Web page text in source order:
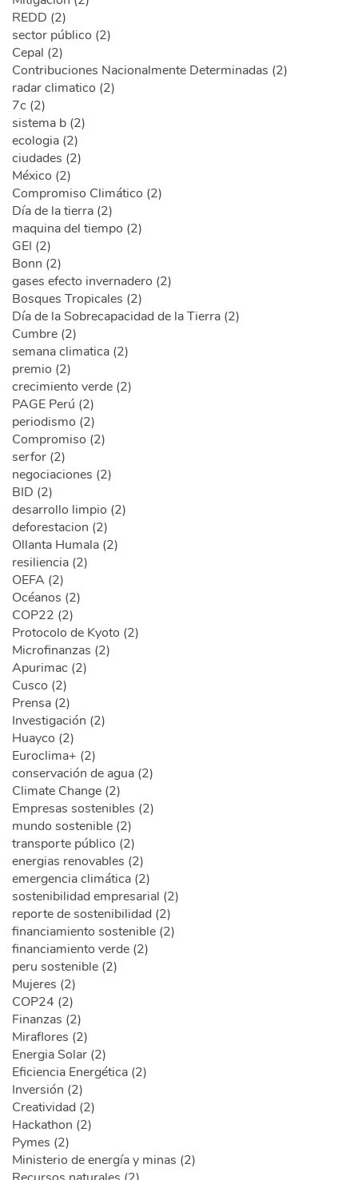
REDD (2)
sector público (2)
Cepal (2)
Contribuciones Nacionalmente Determinadas (2)
radar climatico (2)
7c (2)
sistema b (2)
ecologia (2)
ciudades (2)
México (2)
Compromiso Climático (2)
Día de la tierra (2)
maquina del tiempo (2)
GEI (2)
Bonn (2)
gases efecto invernadero (2)
Bosques Tropicales (2)
Día de la Sobrecapacidad de la Tierra (2)
Cumbre (2)
semana climatica (2)
premio (2)
crecimiento verde (2)
PAGE Perú (2)
periodismo (2)
Compromiso (2)
serfor (2)
negociaciones (2)
BID (2)
desarrollo limpio (2)
deforestacion (2)
Ollanta Humala (2)
resiliencia (2)
OEFA (2)
Océanos (2)
COP22 (2)
Protocolo de Kyoto (2)
Microfinanzas (2)
Apurimac (2)
Cusco (2)
Prensa (2)
Investigación (2)
Huayco (2)
Euroclima+ (2)
conservación de agua (2)
Climate Change (2)
Empresas sostenibles (2)
mundo sostenible (2)
transporte público (2)
energias renovables (2)
emergencia climática (2)
sostenibilidad empresarial (2)
reporte de sostenibilidad (2)
financiamiento sostenible (2)
financiamiento verde (2)
peru sostenible (2)
Mujeres (2)
COP24 (2)
Finanzas (2)
Miraflores (2)
Energia Solar (2)
Eficiencia Energética (2)
Inversión (2)
Creatividad (2)
Hackathon (2)
Pymes (2)
Ministerio de energía y minas (2)